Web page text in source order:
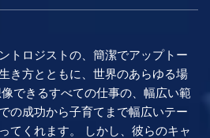
トロジストの、簡潔でアップトー
き方とともに、世界のあらゆる場
できるすべての仕事の、幅広い範
の成功から子育てまで幅広いテー
てくれます。 しかし、彼らのキャ